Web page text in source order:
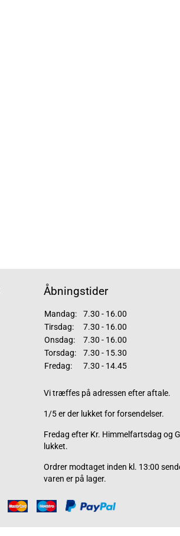
Åbningstider
Mandag:
7.30 - 16.00
Tirsdag:
7.30 - 16.00
Onsdag:
7.30 - 16.00
Torsdag:
7.30 - 15.30
Fredag:
7.30 - 14.45
Vi træffes på adressen efter aftale.
1/5 er der lukket for forsendelser.
Fredag efter Kr. Himmelfartsdag og
lukket.
Ordrer modtaget inden kl. 13:00
varen er på lager.